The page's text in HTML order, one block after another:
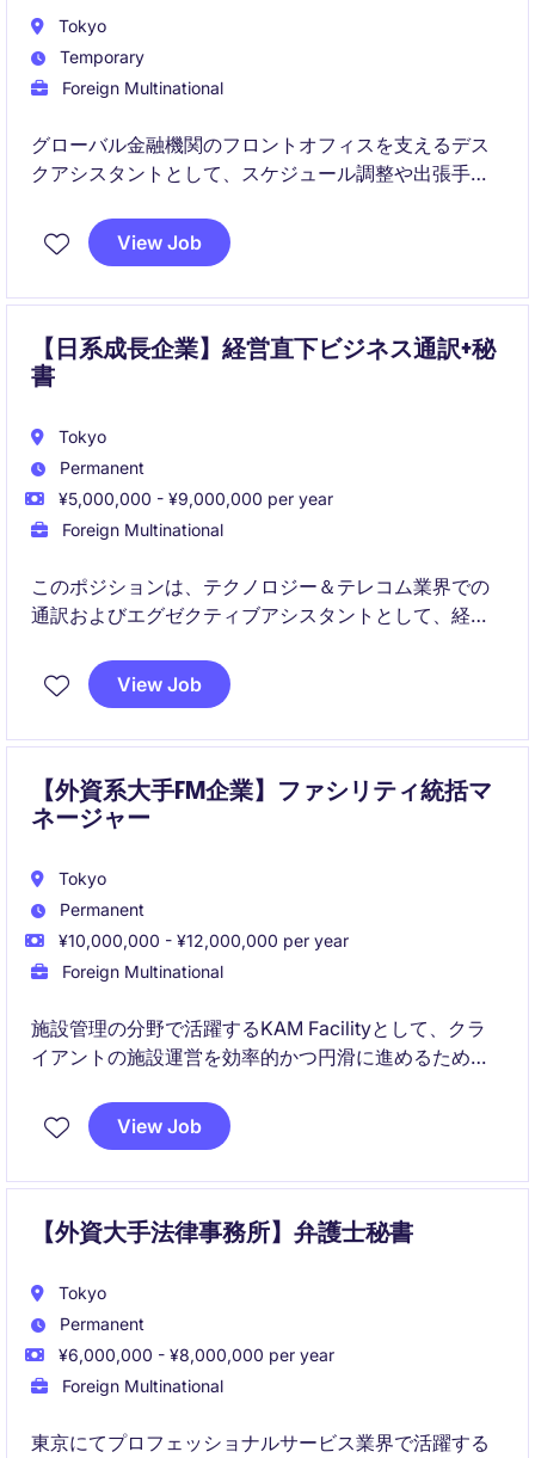
Tokyo
Temporary
Foreign Multinational
グローバル金融機関のフロントオフィスを支えるデス
クアシスタントとして、スケジュール調整や出張手
用しながら国内外の関係者と連携し、業務運営を円滑
に進める重要なポジションです。
View Job
【日系成長企業】経営直下ビジネス通訳+秘
書
Tokyo
Permanent
¥5,000,000 - ¥9,000,000 per year
Foreign Multinational
このポジションは、テクノロジー＆テレコム業界での
通訳およびエグゼクティブアシスタントとして、経営
を活用しながら、重要なコミュニケーションの橋渡し
を行う役割です。
View Job
【外資系大手FM企業】ファシリティ統括マ
ネージャー
Tokyo
Permanent
¥10,000,000 - ¥12,000,000 per year
Foreign Multinational
施設管理の分野で活躍するKAM Facilityとして、クラ
イアントの施設運営を効率的かつ円滑に進めるための
に、ビジネスサービス業界でのプロフェッショナルな
環境で働く機会を提供します。
View Job
【外資大手法律事務所】弁護士秘書
Tokyo
Permanent
¥6,000,000 - ¥8,000,000 per year
Foreign Multinational
東京にてプロフェッショナルサービス業界で活躍する